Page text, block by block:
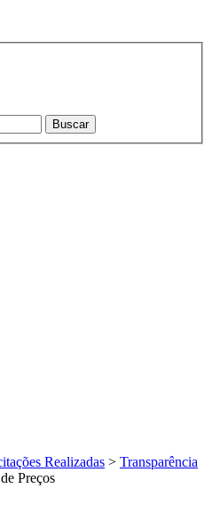
Buscar
Realizadas > Transparência
Preços